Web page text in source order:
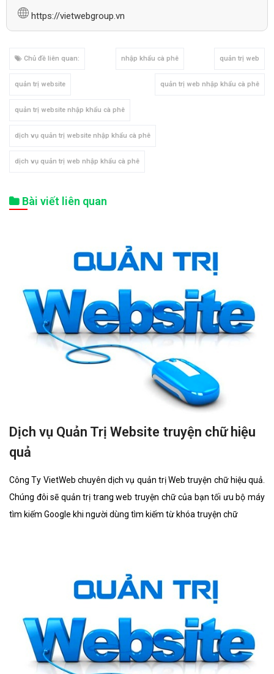
https://vietwebgroup.vn
Chủ đề liên quan: nhập khẩu cà phê quản trị web
quản trị website quản trị web nhập khẩu cà phê
quản trị website nhập khẩu cà phê
dịch vụ quản trị website nhập khẩu cà phê
dịch vụ quản trị web nhập khẩu cà phê
Bài viết liên quan
Dịch vụ Quản Trị Website truyện chữ hiệu
quả
Công Ty VietWeb chuyên dịch vụ quản trị Web truyện chữ hiệu quả.
Chúng đôi sẽ quản trị trang web truyện chữ của bạn tối ưu bộ máy
tìm kiếm Google khi người dùng tìm kiếm từ khóa truyện chữ